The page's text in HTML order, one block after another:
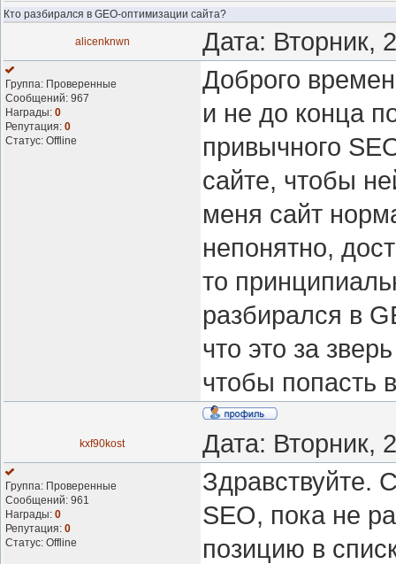
Кто разбирался в GEO-оптимизации сайта?
alicenknwn Дата:
Группа: Проверенные
Сообщений: 967
Награды: 0
Репутация: 0
Статус: Offline
Доброго
и не до конца
привычного
сайте, чтобы
меня сайт
непонятно,
то
разбирался в
что это за
чтобы попасть
kxf90kost Дата:
Группа: Проверенные
Сообщений: 961
Награды: 0
Репутация: 0
Статус: Offline
Здравствуйте.
SEO, пока не
позицию в